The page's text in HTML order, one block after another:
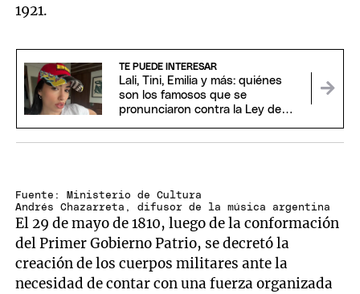
1921.
TE PUEDE INTERESAR
Lali, Tini, Emilia y más: quiénes
son los famosos que se
pronunciaron contra la Ley de
Fuente: Ministerio de Cultura
Andrés Chazarreta, difusor de la música argentina
El 29 de mayo de 1810, luego de la conformación
del Primer Gobierno Patrio, se decretó la
creación de los cuerpos militares ante la
necesidad de contar con una fuerza organizada